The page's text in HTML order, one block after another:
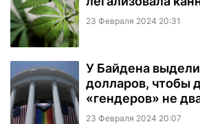
23 Февраля 2024 20:31
У Байдена
долларов, чтобы
«гендеров» не
23 Февраля 2024 20:07